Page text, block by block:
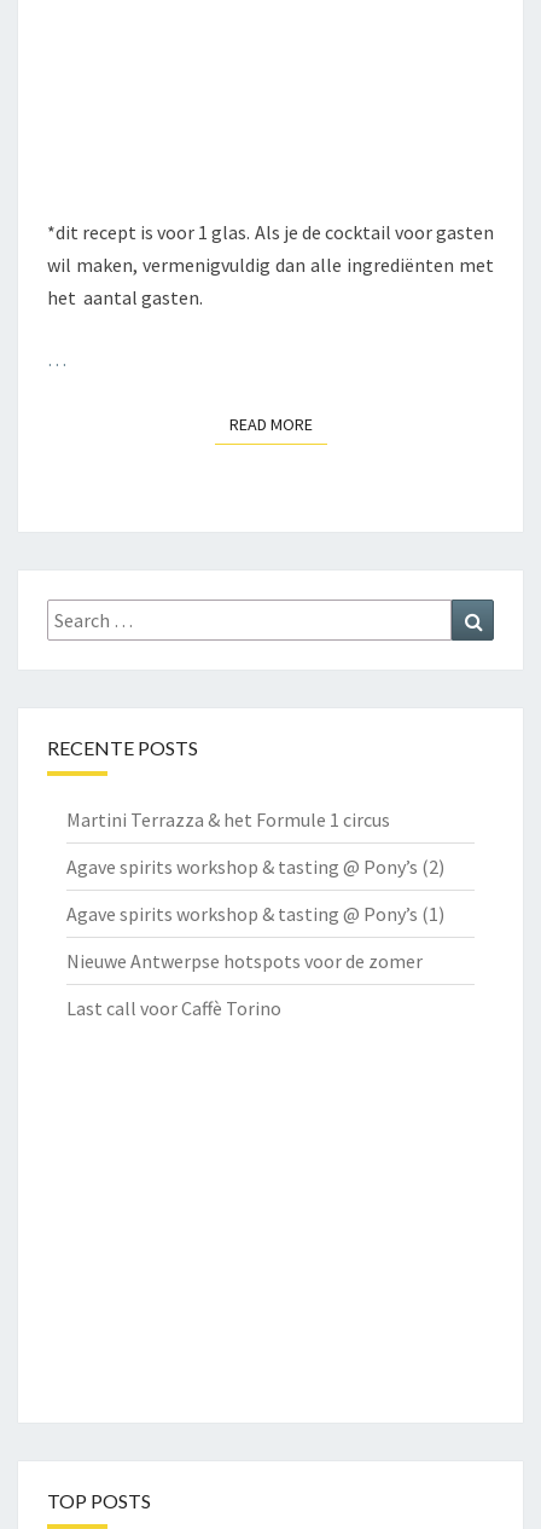
*dit recept is voor 1 glas. Als je de cocktail voor gasten
wil maken, vermenigvuldig dan alle ingrediënten met
het aantal gasten.
…
READ MOREREAD MORE
Search
for:
RECENTE POSTS
Martini Terrazza & het Formule 1 circus
Agave spirits workshop & tasting @ Pony’s (2)
Agave spirits workshop & tasting @ Pony’s (1)
Nieuwe Antwerpse hotspots voor de zomer
Last call voor Caffè Torino
TOP POSTS